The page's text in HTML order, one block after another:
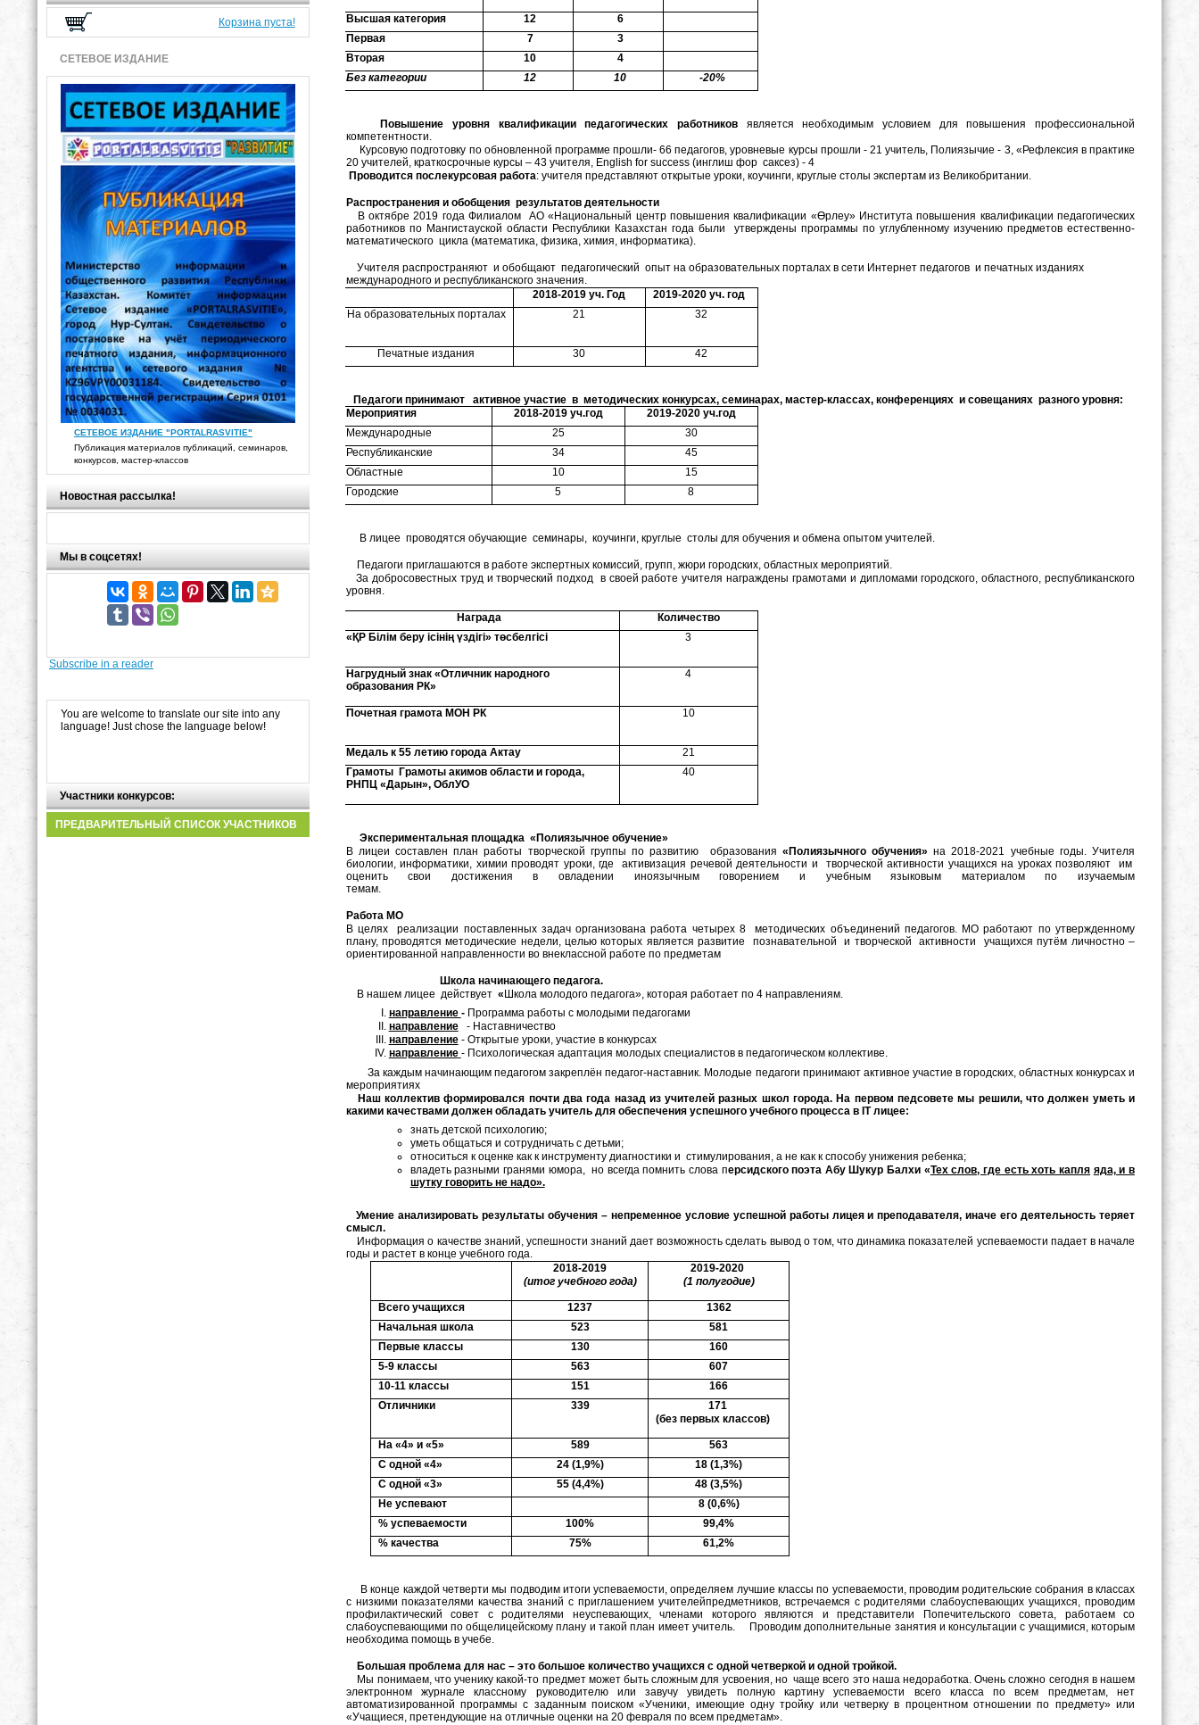
Корзина пуста!
СЕТЕВОЕ ИЗДАНИЕ
СЕТЕВОЕ ИЗДАНИЕ "PORTALRASVITIE"
Публикация материалов публикаций, семинаров,
конкурсов, мастер-классов
Новостная рассылка!
Мы в соцсетях!
Subscribe in a reader
You are welcome to translate our site into any
language! Just chose the language below!
Участники конкурсов:
ПРЕДВАРИТЕЛЬНЫЙ СПИСОК УЧАСТНИКОВ
Высшая категория 12
6
Первая
7
3
Вторая
10
4
Без категории
12 10 -20%
Повышение уровня квалификации педагогических работников является необходимым условием для повышения профессиональной
компетентности.
Курсовую подготовку по обновленной программе прошли- 66 педагогов, уровневые курсы прошли - 21 учитель, Полиязычие - 3, «Рефлексия в практике
20 учителей, краткосрочные курсы – 43 учителя, English for success (инглиш фор саксез) - 4
Проводится послекурсовая работа: учителя представляют открытые уроки, коучинги, круглые столы экспертам из Великобритании.
Распространения и обобщения результатов деятельности
В октябре 2019 года Филиалом АО «Национальный центр повышения квалификации «Өрлеу» Института повышения квалификации педагогических
работников по Мангистауской области Республики Казахстан года были утверждены программы по углубленному изучению предметов естественно-
математического цикла (математика, физика, химия, информатика).
Учителя распространяют и обобщают педагогический опыт на образовательных порталах в сети Интернет педагогов и печатных изданиях
международного и республиканского значения.
2018-2019 уч. Год
2019-2020 уч. год
На образовательных порталах
21 32
Печатные издания 30 42
Педагоги принимают активное участие в методических конкурсах, семинарах, мастер-классах, конференциях и совещаниях разного уровня:
Мероприятия
2018-2019 уч.год
2019-2020 уч.год
Международные
25
30
Республиканские
34
45
Областные
10
15
Городские
5 8
В лицее проводятся обучающие семинары, коучинги, круглые столы для обучения и обмена опытом учителей.
Педагоги приглашаются в работе экспертных комиссий, групп, жюри городских, областных мероприятий.
За добросовестных труд и творческий подход в своей работе учителя награждены грамотами и дипломами городского, областного, республиканского
уровня.
Награда
Количество
«ҚР Бiлім беру ісінің үздігі» төсбелгісі
3
Нагрудный знак «Отличник народного
образования РК»
4
Почетная грамота МОН РК 10
Медаль к 55 летию города Актау
21
Грамоты Грамоты акимов области и города,
РНПЦ «Дарын», ОблУО
40
Экспериментальная площадка «Полиязычное обучение»
В лицеи составлен план работы творческой группы по развитию образования «Полиязычного обучения» на 2018-2021 учебные годы. Учителя
биологии, информатики, химии проводят уроки, где активизация речевой деятельности и творческой активности учащихся на уроках позволяют им
оценить свои достижения в овладении иноязычным говорением и учебным языковым материалом по изучаемым
темам.
Работа МО
В целях реализации поставленных задач организована работа четырех 8 методических объединений педагогов. МО работают по утвержденному
плану, проводятся методические недели, целью которых является развитие познавательной и творческой активности учащихся путём личностно –
ориентированной направленности во внеклассной работе по предметам
Школа начинающего педагога.
В нашем лицее действует « Школа молодого педагога», которая работает по 4 направлениям.
направление -Программа работы с молодыми педагогами
направление- Наставничество
направление- Открытые уроки, участие в конкурсах
направление - Психологическая адаптация молодых специалистов в педагогическом коллективе.
За каждым начинающим педагогом закреплён педагог-наставник. Молодые педагоги принимают активное участие в городских, областных конкурсах и
мероприятиях
Наш коллектив формировался почти два года назад из учителей разных школ города. На первом педсовете мы решили, что должен уметь и
какими качествами должен обладать учитель для обеспечения успешного учебного процесса в IT лицее:
знать детской психологию;
уметь общаться и сотрудничать с детьми;
относиться к оценке как к инструменту диагностики и стимулирования, а не как к способу унижения ребенка;
владеть разными гранями юмора, но всегда помнить слова персидского поэта Абу Шукур Балхи «Тех слов, где есть хоть капля яда, и в
шутку говорить не надо».
Умение анализировать результаты обучения – непременное условие успешной работы лицея и преподавателя, иначе его деятельность теряет
смысл.
Информация о качестве знаний, успешности знаний дает возможность сделать вывод о том, что динамика показателей успеваемости падает в начале
годы и растет в конце учебного года.
2018-2019
(итог учебного года)
2019-2020
(1 полугодие)
Всего учащихся 1237
1362
Начальная школа
523
581
Первые классы
130
160
5-9 классы
563
607
10-11 классы
151
166
Отличники
339
171
(без первых классов)
На «4» и «5» 589
563
С одной «4»
24 (1,9%)
18 (1,3%)
С одной «3»
55 (4,4%)
48 (3,5%)
Не успевают
8 (0,6%)
% успеваемости
100%
99,4%
% качества
75% 61,2%
В конце каждой четверти мы подводим итоги успеваемости, определяем лучшие классы по успеваемости, проводим родительские собрания в классах
с низкими показателями качества знаний с приглашением учителейпредметников, встречаемся с родителями слабоуспевающих учащихся, проводим
профилактический совет с родителями неуспевающих, членами которого являются и представители Попечительского совета, работаем со
слабоуспевающими по общелицейскому плану и такой план имеет учитель. Проводим дополнительные занятия и консультации с учащимися, которым
необходима помощь в учебе.
Большая проблема для нас – это большое количество учащихся с одной четверкой и одной тройкой.
Мы понимаем, что ученику какой-то предмет может быть сложным для усвоения, но чаще всего это наша недоработка. Очень сложно сегодня в нашем
электронном журнале классному руководителю или завучу увидеть полную картину успеваемости всего класса по всем предметам, нет
автоматизированной программы с заданным поиском «Ученики, имеющие одну тройку или четверку в процентном отношении по предмету» или
«Учащиеся, претендующие на отличные оценки на 20 февраля по всем предметам».